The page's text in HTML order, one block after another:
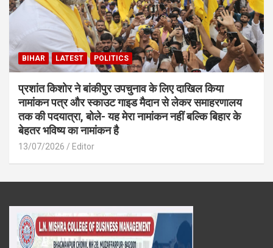
BIHAR LATEST POLITICS
प्रशांत किशोर ने बांकीपुर उपचुनाव के लिए दाखिल किया
नामांकन पत्र और स्काउट गाइड मैदान से लेकर समाहरणालय
तक की पदयात्रा, बोले- यह मेरा नामांकन नहीं बल्कि बिहार के
बेहतर भविष्य का नामांकन है
13/07/2026 Editor